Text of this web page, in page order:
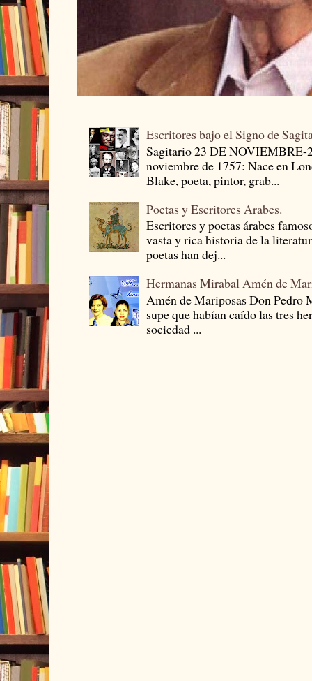
Escritores bajo el Signo de
Sagitario 23 DE
noviembre de 1757: Nace en
Blake, poeta, pintor, grab...
Poetas y Escritores Arabes.
Escritores y poetas árabes
vasta y rica historia de la
poetas han dej...
Hermanas Mirabal Amén de
Amén de Mariposas Don
supe que habían caído las tres
sociedad ...